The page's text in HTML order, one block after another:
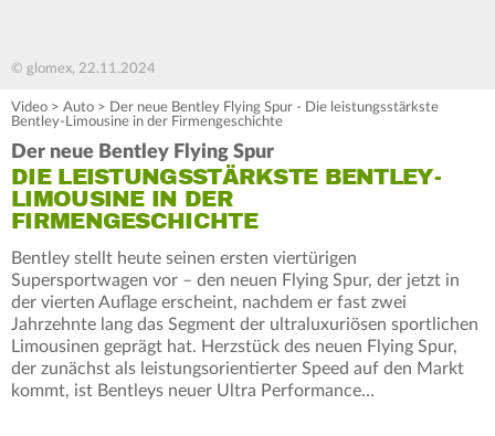
© glomex, 22.11.2024
Video > Auto > Der neue Bentley Flying Spur - Die leistungsstärkste
Bentley-Limousine in der Firmengeschichte
Der neue Bentley Flying Spur
DIE LEISTUNGSSTÄRKSTE BENTLEY-
LIMOUSINE IN DER
FIRMENGESCHICHTE
Bentley stellt heute seinen ersten viertürigen
Supersportwagen vor – den neuen Flying Spur, der jetzt in
der vierten Auflage erscheint, nachdem er fast zwei
Jahrzehnte lang das Segment der ultraluxuriösen sportlichen
Limousinen geprägt hat. Herzstück des neuen Flying Spur,
der zunächst als leistungsorientierter Speed auf den Markt
kommt, ist Bentleys neuer Ultra Performance…